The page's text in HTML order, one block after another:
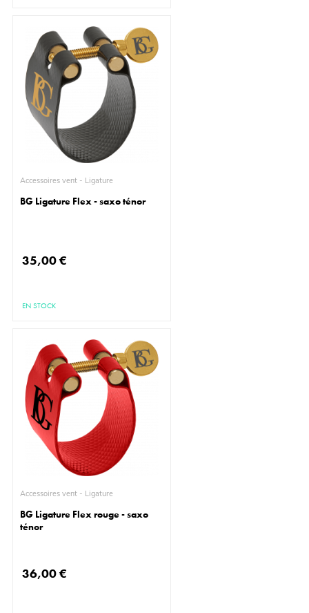
Accessoires vent - Ligature
BG Ligature Flex - saxo ténor
35,00 €
EN STOCK
Accessoires vent - Ligature
BG Ligature Flex rouge - saxo
ténor
36,00 €